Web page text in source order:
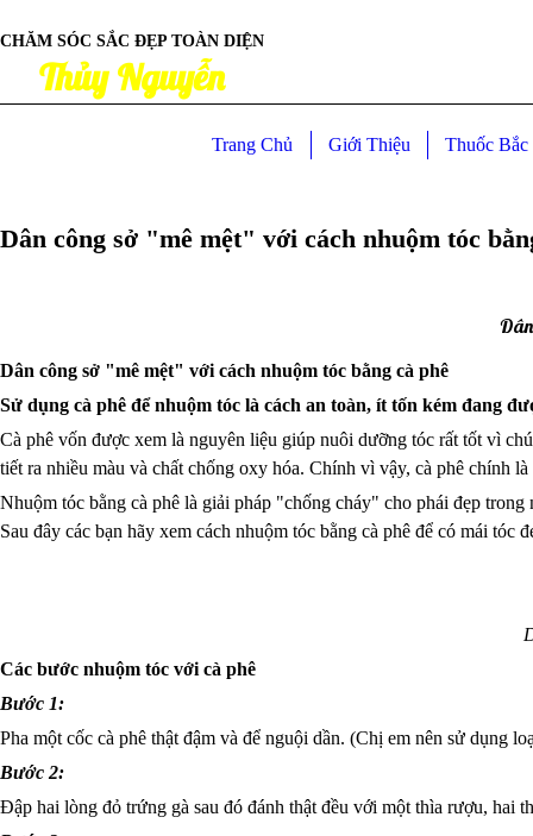
CHĂM SÓC SẮC ĐẸP TOÀN DIỆN
Thủy Nguyễn
Trang Chủ Giới Thiệu Thuốc
Dân công sở "mê mệt" với cách nhuộm tóc
Dân công sở "mê mệt" với cách nhuộm tóc bằng cà phê
Sử dụng cà phê để nhuộm tóc là cách an toàn, ít tốn kém đang
Cà phê vốn được xem là nguyên liệu giúp nuôi dưỡng tóc rất tốt vì
tiết ra nhiều màu và chất chống oxy hóa. Chính vì vậy, cà phê chính
Nhuộm tóc bằng cà phê là giải pháp "chống cháy" cho phái đẹp
Sau đây các bạn hãy xem cách nhuộm tóc bằng cà phê để có mái tóc
Các bước nhuộm tóc với cà phê
Bước 1:
Pha một cốc cà phê thật đậm và để nguội dần. (Chị em nên sử dụng
Bước 2:
Đập hai lòng đỏ trứng gà sau đó đánh thật đều với một thìa rượu, hai